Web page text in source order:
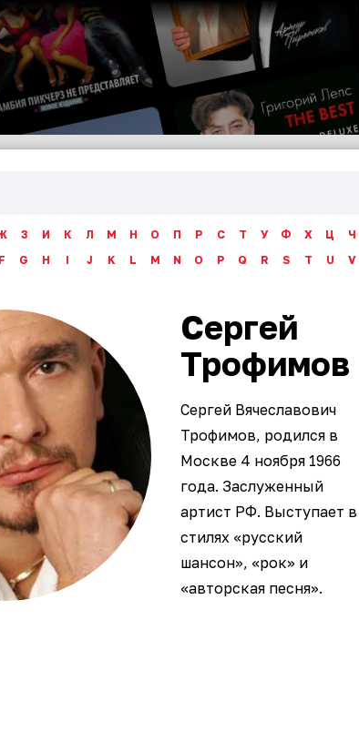
З И К Л М Н О П Р С Т У Ф Х Ц Ч
F G H I J K L M N O P Q R S T U V
Сергей
Трофимов
Сергей Вячеславович
Трофимов, родился в
Москве 4 ноября 1966
года. Заслуженный
артист РФ. Выступает в
стилях «русский
шансон», «рок» и
«авторская песня».